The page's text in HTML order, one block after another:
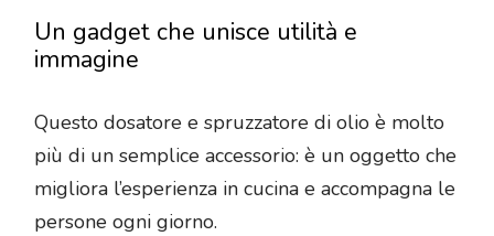
Un gadget che unisce utilità e
immagine
Questo dosatore e spruzzatore di olio è molto
più di un semplice accessorio: è un oggetto che
migliora l’esperienza in cucina e accompagna le
persone ogni giorno.